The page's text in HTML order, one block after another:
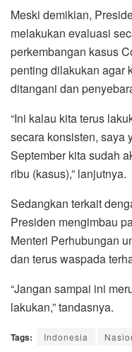
Meski demikian,
melakukan evaluasi
perkembangan kasus
penting dilakukan agar
ditangani dan
“Ini kalau kita terus
secara konsisten, saya
September kita sudah
ribu (kasus),” lanjutnya.
Sedangkan terkait
Presiden mengimbau
Menteri Perhubungan
dan terus waspada
“Jangan sampai ini
lakukan,” tandasnya.
Tags: Indonesia